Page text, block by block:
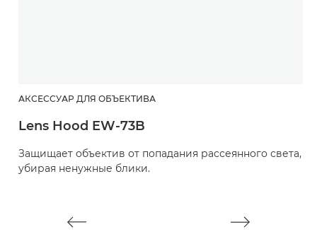
АКСЕССУАР ДЛЯ ОБЪЕКТИВА
Lens Hood EW-73B
Защищает объектив от попадания рассеянного света,
убирая ненужные блики.